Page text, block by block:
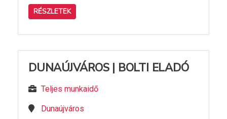
RÉSZLETEK
DUNAÚJVÁROS | BOLTI ELADÓ
Teljes munkaidő
Dunaújváros